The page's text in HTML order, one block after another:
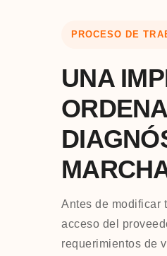
PROCESO DE
UNA
Antes de modificar
acceso del
requerimientos de